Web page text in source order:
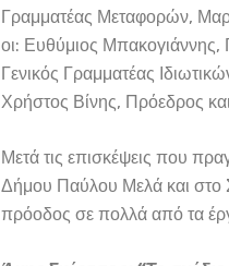
Γραμματέας Μεταφορών,
οι: Ευθύμιος Μπακογιάννης,
Γενικός Γραμματέας
Χρήστος Βίνης, Πρόεδρος
Μετά τις επισκέψεις που
Δήμου Παύλου Μελά και στο
πρόοδος σε πολλά από τα